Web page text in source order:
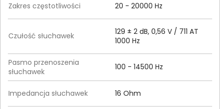
Zakres częstotliwości 20 - 20000 Hz
Czułość słuchawek
129 ± 2 dB, 0,56 V / 711 AT
1000 Hz
Pasmo przenoszenia
słuchawek
100 - 14500 Hz
Impedancja słuchawek 16 Ohm